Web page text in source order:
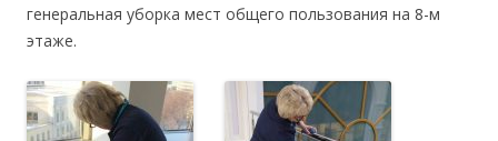
генеральная уборка мест общего пользования на 8-м
этаже.